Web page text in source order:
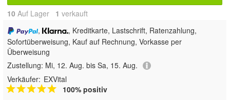
10 Auf Lager 1 verkauft
,
, Kreditkarte, Lastschrift, Ratenzahlung,
Sofortüberweisung, Kauf auf Rechnung, Vorkasse per
Überweisung
Zustellung: Mi, 12. Aug. bis Sa, 15. Aug.
Verkäufer: EXVital
100% positiv